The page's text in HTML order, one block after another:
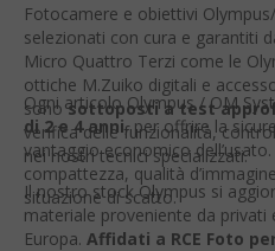
Fotocamere e obiettivi
selezionati con cura e garantiti
Micro Quattro Terzi come le
ottiche M.Zuiko digitali e
sonosottoposti a test
verifica delle funzionalità,
nei nostri tecnici specializzati.
Ogni articolo Olympus / OM
di 2 e 4 anni, per offrire la
vantaggio economico
compattezza, qualità
situazione di scatto.
Il nostro stock Olympus si
materiale proveniente da
Europa. Affidati a RCE Foto